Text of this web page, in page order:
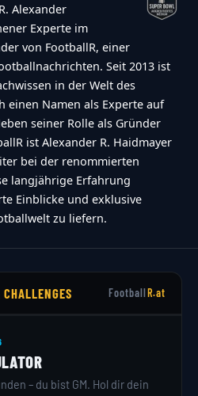
Alexander
Experte im
von FootballR, einer
Seit 2013 ist
in der Welt des
einen Namen als Experte auf
seiner Rolle als Gründer
ist Alexander R. Haidmayer
bei der renommierten
langjährige Erfahrung
Einblicke und exklusive
zu liefern.
CHALLENGES FootballR.at
– du bist GM. Hol dir dein